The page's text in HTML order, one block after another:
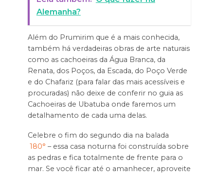
Alemanha?
Além do Prumirim que é a mais conhecida,
também há verdadeiras obras de arte naturais
como as cachoeiras da Água Branca, da
Renata, dos Poços, da Escada, do Poço Verde
e do Chafariz (para falar das mais acessíveis e
procuradas) não deixe de conferir no guia as
Cachoeiras de Ubatuba onde faremos um
detalhamento de cada uma delas.
Celebre o fim do segundo dia na balada
180° – essa casa noturna foi construída sobre
as pedras e fica totalmente de frente para o
mar. Se você ficar até o amanhecer, aproveite